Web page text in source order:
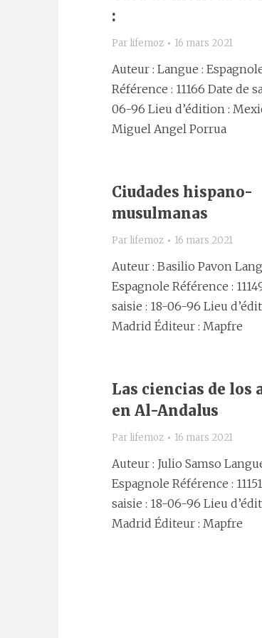
:
Par lifemoz 16 mars 2021
Auteur : Langue :
Référence : 11166 Date de
06-96 Lieu d’édition :
Miguel Angel Porrua
Ciudades hispano-
musulmanas
Par lifemoz 16 mars 2021
Auteur : Basilio Pavon
Espagnole Référence :
saisie : 18-06-96 Lieu
Madrid Éditeur : Mapfre
Las ciencias de los
en Al-Andalus
Par lifemoz 16 mars 2021
Auteur : Julio Samso
Espagnole Référence :
saisie : 18-06-96 Lieu
Madrid Éditeur : Mapfre